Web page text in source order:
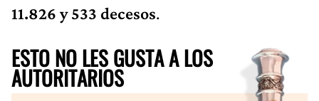
11.826 y 533 decesos.
ESTO NO LES GUSTA A LOS
AUTORITARIOS